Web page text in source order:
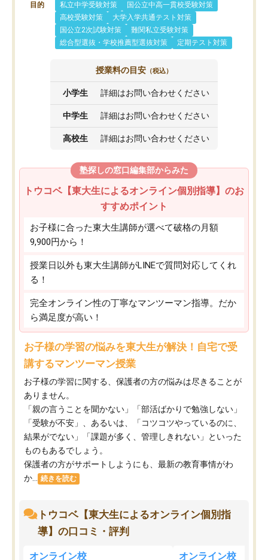
目的 私立中学受験対策
国公立中高一貫校受験対策
高校受験対策
大学入学共通テスト対策
国公立2次試験対策
難関私立受験対策
総合型選抜・学校推薦型選抜対策
定期テスト対策
授業料の目安 （税込）
小学生 詳細はお問い合わせください
中学生 詳細はお問い合わせください
高校生 詳細はお問い合わせください
塾探しの窓口編集部からみた
トウコベ【東大生によるオンライン個別指導】のお
すすめポイント
お子様に合った東大生講師が選べて破格の月額
9,900円から！
授業日以外も東大生講師がLINEで質問対応してくれ
る！
完全オンライン性の丁寧なマンツーマン指導。だか
ら満足度が高い！
お子様の学習の悩みを東大生が解決！自宅で受
講するマンツーマン授業
お子様の学習に関する、保護者の方の悩みは尽きることが
ありません。
「親の言うことを聞かない」「部活ばかりで勉強しない」
「受験が不安」、あるいは、「コツコツやっているのに、
結果がでない」「課題が多く、管理しきれない」といった
ものもあるでしょう。
保護者の方がサポートしようにも、最新の教育事情がわ
か...
続きを読む
トウコベ【東大生によるオンライン個別指
導】の口コミ・評判
オンライン校 オンライン校